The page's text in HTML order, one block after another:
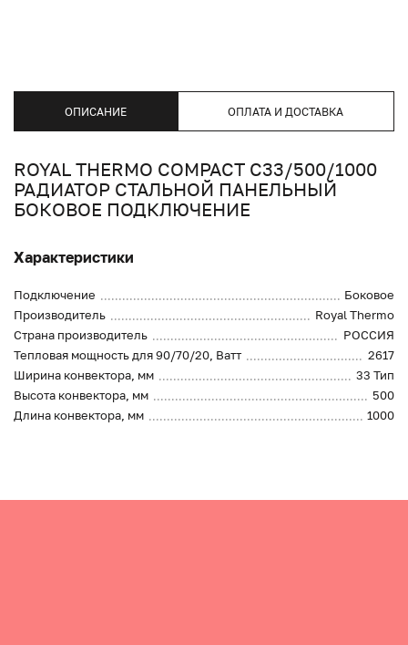
ОПИСАНИЕ ОПЛАТА И ДОСТАВКА
ROYAL THERMO COMPACT C33/500/1000
РАДИАТОР СТАЛЬНОЙ ПАНЕЛЬНЫЙ
БОКОВОЕ ПОДКЛЮЧЕНИЕ
Характеристики
Подключение
Боковое
Производитель
Royal Thermo
Страна производитель
РОССИЯ
Тепловая мощность для 90/70/20, Ватт
2617
Ширина конвектора, мм
33 Тип
Высота конвектора, мм
500
Длина конвектора, мм
1000